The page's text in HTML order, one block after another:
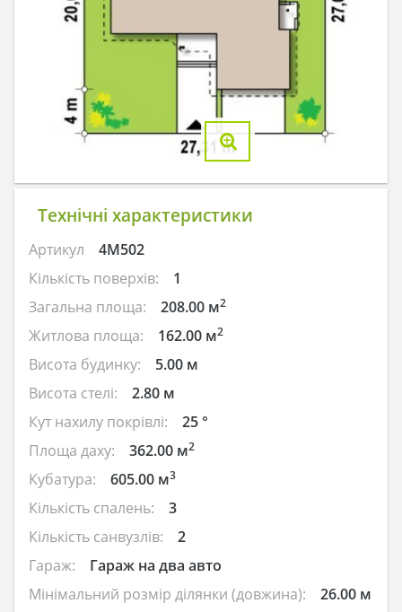
Технічні характеристики
Артикул
4M502
Кількість поверхів:
1
Загальна площа:
208.00 м2
Житлова площа: 162.00 м2
Висота будинку:
5.00 м
Висота стелі:
2.80 м
Кут нахилу покрівлі:
25 °
Площа даху:
362.00 м2
Кубатура: 605.00 м3
Кількість спалень:
3
Кількість санвузлів:
2
Гараж:
Гараж на два авто
Мінімальний розмір ділянки (довжина):
26.00 м